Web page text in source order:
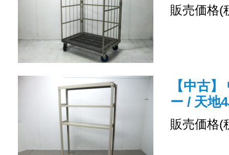
販売価格(
【中古
ー / 天地
販売価格(